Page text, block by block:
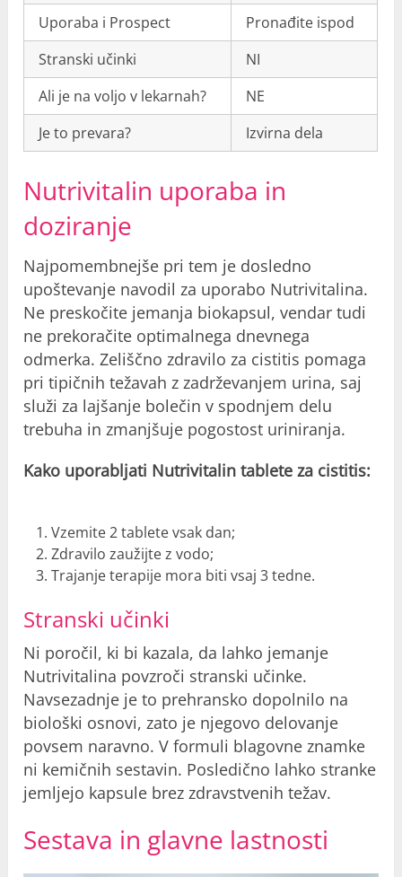
Uporaba i Prospect
Pronađite ispod
Stranski učinki
NI
Ali je na voljo v lekarnah?
NE
Je to prevara?
Izvirna dela
Nutrivitalin uporaba in
doziranje
Najpomembnejše pri tem je dosledno
upoštevanje navodil za uporabo Nutrivitalina.
Ne preskočite jemanja biokapsul, vendar tudi
ne prekoračite optimalnega dnevnega
odmerka. Zeliščno zdravilo za cistitis pomaga
pri tipičnih težavah z zadrževanjem urina, saj
služi za lajšanje bolečin v spodnjem delu
trebuha in zmanjšuje pogostost uriniranja.
Kako uporabljati Nutrivitalin tablete za cistitis:
Vzemite 2 tablete vsak dan;
Zdravilo zaužijte z vodo;
Trajanje terapije mora biti vsaj 3 tedne.
Stranski učinki
Ni poročil, ki bi kazala, da lahko jemanje
Nutrivitalina povzroči stranski učinke.
Navsezadnje je to prehransko dopolnilo na
biološki osnovi, zato je njegovo delovanje
povsem naravno. V formuli blagovne znamke
ni kemičnih sestavin. Posledično lahko stranke
jemljejo kapsule brez zdravstvenih težav.
Sestava in glavne lastnosti